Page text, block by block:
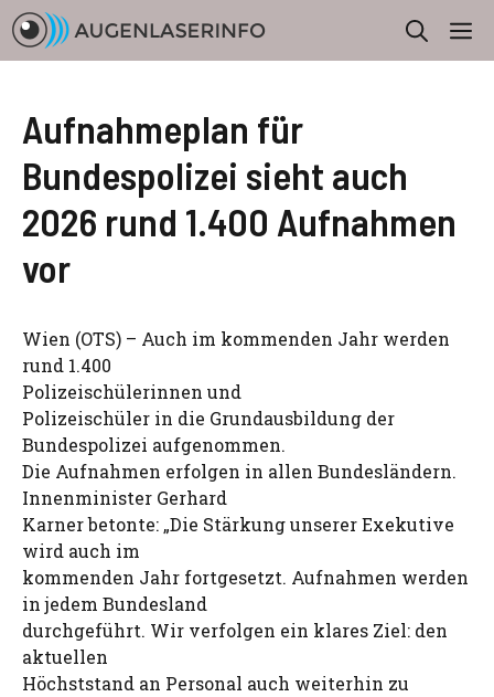
Zum
Inhalt
springen
Aufnahmeplan für
Bundespolizei sieht auch
2026 rund 1.400 Aufnahmen
vor
Wien (OTS) – Auch im kommenden Jahr werden
rund 1.400
Polizeischülerinnen und
Polizeischüler in die Grundausbildung der
Bundespolizei aufgenommen.
Die Aufnahmen erfolgen in allen Bundesländern.
Innenminister Gerhard
Karner betonte: „Die Stärkung unserer Exekutive
wird auch im
kommenden Jahr fortgesetzt. Aufnahmen werden
in jedem Bundesland
durchgeführt. Wir verfolgen ein klares Ziel: den
aktuellen
Höchststand an Personal auch weiterhin zu